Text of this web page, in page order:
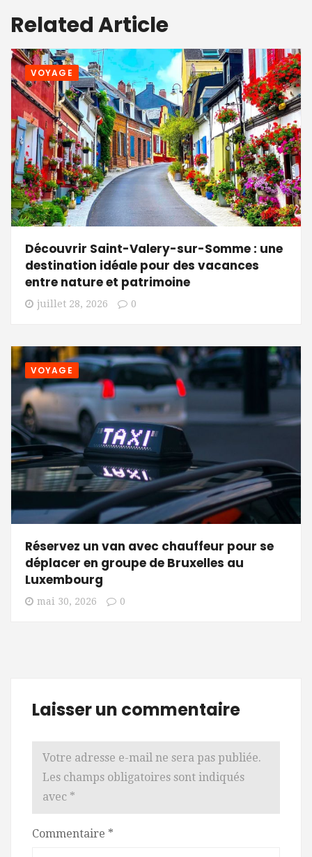
Related Article
VOYAGE
Découvrir Saint-Valery-sur-Somme : une
destination idéale pour des vacances
entre nature et patrimoine
juillet 28, 2026 0
VOYAGE
Réservez un van avec chauffeur pour se
déplacer en groupe de Bruxelles au
Luxembourg
mai 30, 2026 0
Laisser un commentaire
Votre adresse e-mail ne sera pas publiée.
Les champs obligatoires sont indiqués
avec *
Commentaire *